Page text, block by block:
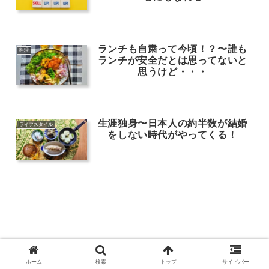
料理
ランチも自粛って今頃！？〜誰も
ランチが安全だとは思ってないと
思うけど・・・
ライフスタイル
生涯独身〜日本人の約半数が結婚
をしない時代がやってくる！
ホーム 検索 トップ サイドバー